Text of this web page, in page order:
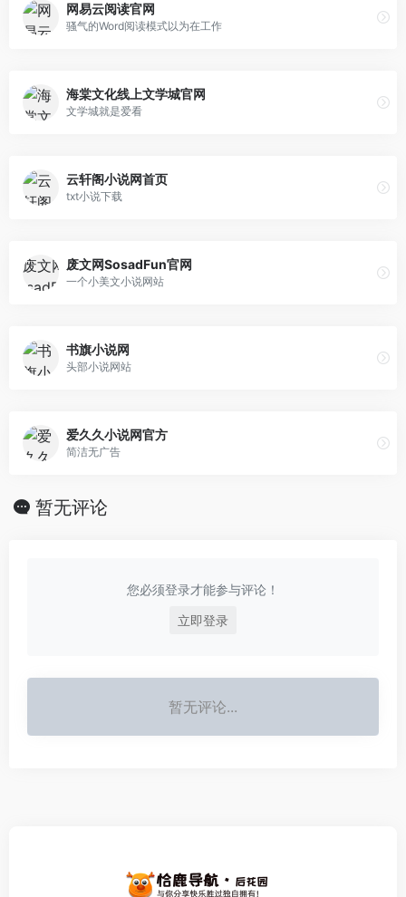
网易云阅读官网
骚气的Word阅读模式以为在工作
海棠文化线上文学城官网
文学城就是爱看
云轩阁小说网首页
txt小说下载
废文网SosadFun官网
一个小美文小说网站
书旗小说网
头部小说网站
爱久久小说网官方
简洁无广告
暂无评论
您必须登录才能参与评论！
立即登录
暂无评论...